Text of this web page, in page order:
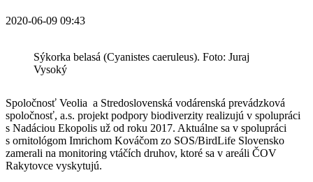
2020-06-09 09:43
Sýkorka belasá (Cyanistes caeruleus). Foto: Juraj
Vysoký
Spoločnosť Veolia a Stredoslovenská vodárenská prevádzková
spoločnosť, a.s. projekt podpory biodiverzity realizujú v spolupráci
s Nadáciou Ekopolis už od roku 2017. Aktuálne sa v spolupráci
s ornitológom Imrichom Kováčom zo SOS/BirdLife Slovensko
zamerali na monitoring vtáčích druhov, ktoré sa v areáli ČOV
Rakytovce vyskytujú.